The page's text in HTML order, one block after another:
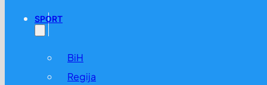
SPORT
BiH
Regija